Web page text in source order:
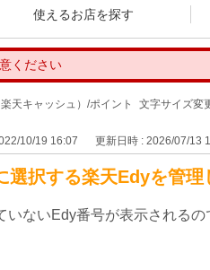
使えるお店を探す
ください
文字サイズ変
天キャッシュ）/ポイント
10/19 16:07 更新日時 : 2026/07/13
選択する楽天Edyを管理
ないEdy番号が表示されるの